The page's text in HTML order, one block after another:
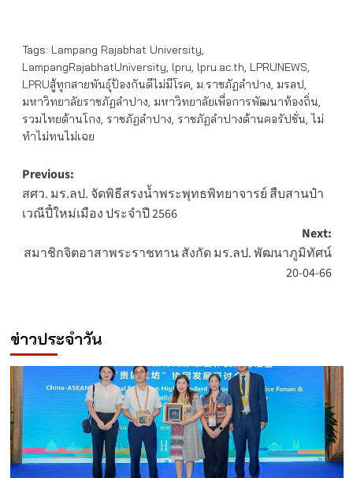
Tags: Lampang Rajabhat University,
LampangRajabhatUniversity, lpru, lpru.ac.th, LPRUNEWS,
LPRUสู้ทุกสายพันธุ์ป้องกันดีไม่มีโรค, ม.ราชภัฏลำปาง, มรลป,
มหาวิทยาลัยราชภัฏลำปาง, มหาวิทยาลัยเพื่อการพัฒนาท้องถิ่น,
รวมไทยต้านโกง, ราชภัฏลำปาง, ราชภัฏลำปางต้านคอรัปชั่น, ไม่
ทำไม่ทนไม่เฉย
Post
navigation
Previous:
สศว. มร.ลป. จัดพิธีสรงน้ำพระพุทธพิทยาจารย์ สืบสานป๋า
เวณีปี๋ใหม่เมือง ประจำปี 2566
Next:
สมาชิกจิตอาสาพระราชทาน สังกัด มร.ลป. พัฒนาภูมิทัศน์
20-04-66
ข่าวประจำวัน